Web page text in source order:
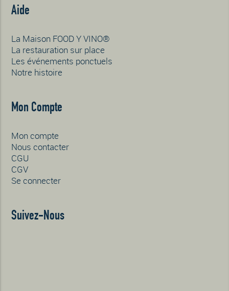
Aide
La Maison FOOD Y VINO®
La restauration sur place
Les événements ponctuels
Notre histoire
Mon Compte
Mon compte
Nous contacter
CGU
CGV
Se connecter
Suivez-Nous